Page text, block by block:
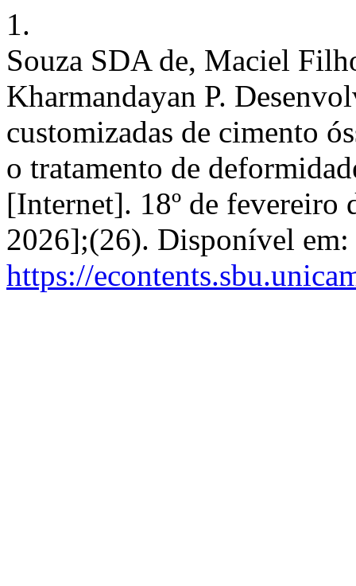
1.
Souza SDA de, Maciel
Kharmandayan P.
customizadas de cimento
o tratamento de
[Internet]. 18º de fevereiro
2026];(26). Disponível em:
https://